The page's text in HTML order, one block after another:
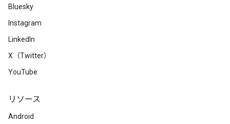
Bluesky
Instagram
LinkedIn
X（Twitter）
YouTube
リソース
Android